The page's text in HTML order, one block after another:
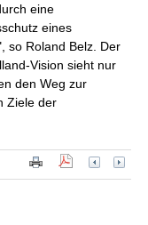
eine
eines
so Roland Belz. Der
Vision sieht nur
den Weg zur
Ziele der